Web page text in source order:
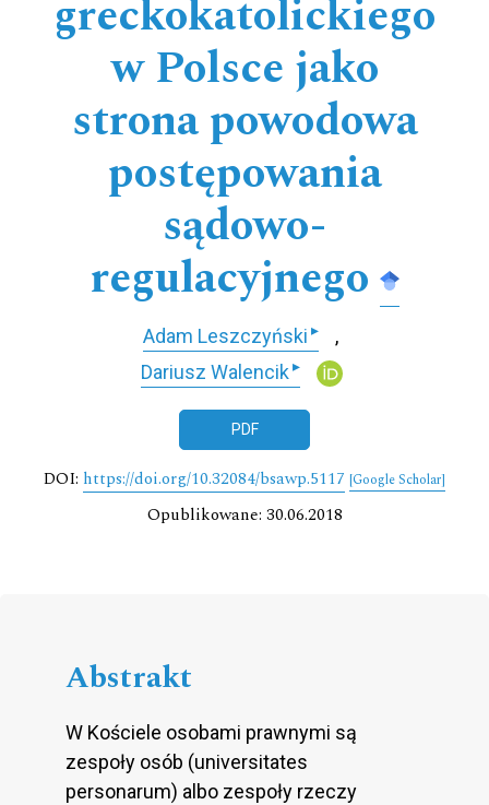
greckokatolickiego
w Polsce jako
strona powodowa
postępowania
sądowo-
regulacyjnego
Adam Leszczyński ▸
Dariusz Walencik▸
PDF
DOI: https://doi.org/10.32084/bsawp.5117 [Google Scholar]
Opublikowane: 30.06.2018
Abstrakt
W Kościele osobami prawnymi są
zespoły osób (universitates
personarum) albo zespoły rzeczy